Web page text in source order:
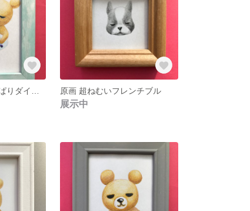
原画 超ねむいフレンチブル
展示中